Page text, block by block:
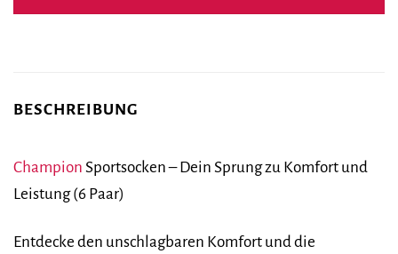
BESCHREIBUNG
Champion Sportsocken – Dein Sprung zu Komfort und
Leistung (6 Paar)
Entdecke den unschlagbaren Komfort und die